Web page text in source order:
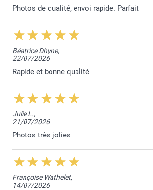
Photos de qualité, envoi rapide. Parfait
Béatrice Dhyne,
22/07/2026
Rapide et bonne qualité
Julie L.,
21/07/2026
Photos très jolies
Françoise Wathelet,
14/07/2026